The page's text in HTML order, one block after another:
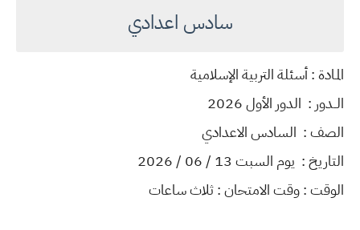
سادس اعدادي
المـادة : أسئلة التربية الإسلامية
الــدور : الدور الأول 2026
الصف : السادس الاعدادي
التاريخ : يوم السبت 13 / 06 / 2026
الوقت : وقت الامتحان : ثلاث ساعات